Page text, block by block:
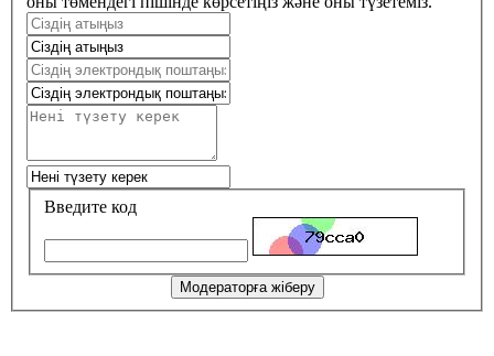
Введите код
Модераторға жіберу